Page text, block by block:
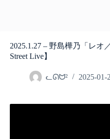
2025.1.27 – 野島樺乃「レオ
Street Live】
ᓚᘏᗢ² 2025-01-